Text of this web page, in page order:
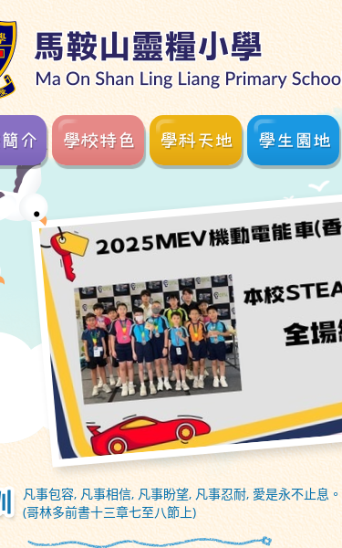
凡事包容, 凡事相信, 凡事盼望, 凡事忍耐, 愛是永不止息。
(哥林多前書十三章七至八節上)